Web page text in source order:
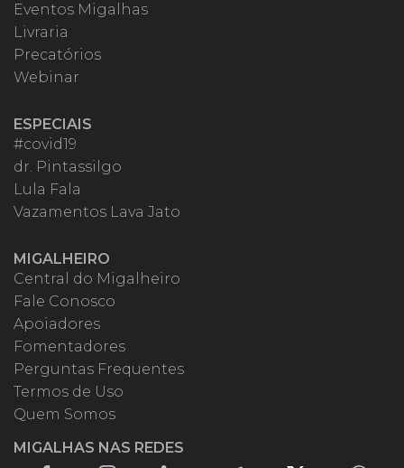
Eventos Migalhas
Livraria
Precatórios
Webinar
ESPECIAIS
#covid19
dr. Pintassilgo
Lula Fala
Vazamentos Lava Jato
MIGALHEIRO
Central do Migalheiro
Fale Conosco
Apoiadores
Fomentadores
Perguntas Frequentes
Termos de Uso
Quem Somos
MIGALHAS NAS REDES